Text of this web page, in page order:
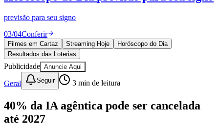
Mega-Sena, Quina, Lotofácil e todos os jogos. Resultado
04/04Ver resultados
Filmes em Cartaz Streaming Hoje
Resultados das Loterias
Publicidade Anuncie Aqui
Seguir
40% da IA agêntica pode ser cancelada